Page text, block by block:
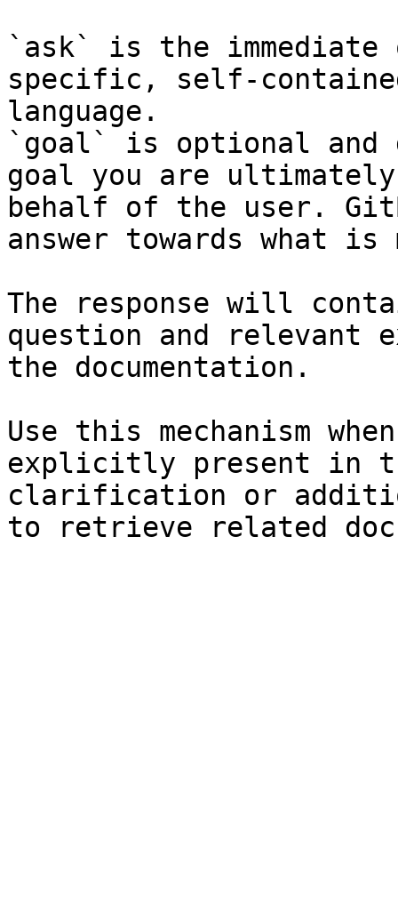
`ask` is the
specific, self-
language.
`goal` is optional and
goal you are
behalf of the user.
answer towards what
The response will
question and relevant
the documentation.
Use this mechanism
explicitly present in
clarification or